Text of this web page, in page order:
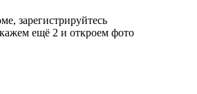
зарегистрируйтесь
ещё 2 и откроем фото